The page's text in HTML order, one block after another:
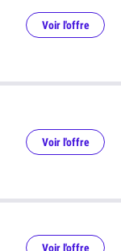
Voir l'offre
Voir l'offre
Voir l'offre